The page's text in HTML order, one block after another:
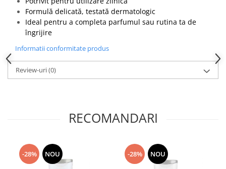
Solutii de curatare si intretinere
gratare exterioare si seminee
Odorizanti & Neutralizatori pentru
Miros
Doze odorizante spray SPRING AIR
odorizante spray SPRING AIR
Saculeti parfumati si pliculete
antimolii
Formulă delicată, testată dermatologic
Ideal pentru a completa parfumul sau rutina ta de
îngrijire
Informatii conformitate produs
Review-uri(0)
RECOMANDARI
-28% NOU -28% NOU